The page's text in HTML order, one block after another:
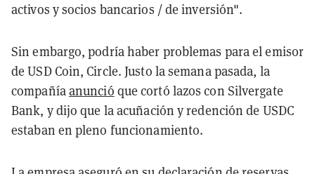
activos y socios bancarios / de inversión".
Sin embargo, podría haber problemas para el emisor
de USD Coin, Circle. Justo la semana pasada, la
compañíaanunció que cortó lazos con Silvergate
Bank, y dijo que la acuñación y redención de USDC
estaban en pleno funcionamiento.